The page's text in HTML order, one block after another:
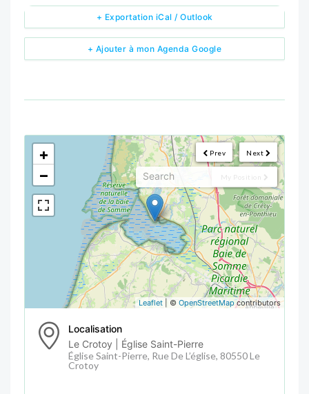
+ Ajouter à mon Agenda Google
+ Exportation iCal / Outlook
Next
Prev
My Position
<!---->
+
−
Leaflet | © OpenStreetMapcontributors
Localisation
Le Crotoy | Église Saint-Pierre
Église Saint-Pierre, Rue De L’église, 80550 Le
Crotoy